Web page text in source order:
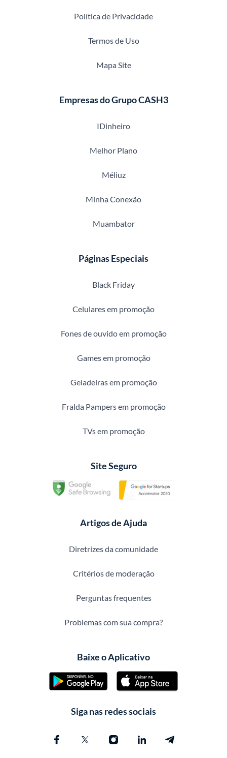
Política de Privacidade
Termos de Uso
Mapa Site
Empresas do Grupo CASH3
IDinheiro
Melhor Plano
Méliuz
Minha Conexão
Muambator
Páginas Especiais
Black Friday
Celulares em promoção
Fones de ouvido em promoção
Games em promoção
Geladeiras em promoção
Fralda Pampers em promoção
TVs em promoção
Site Seguro
Artigos de Ajuda
Diretrizes da comunidade
Critérios de moderação
Perguntas frequentes
Problemas com sua compra?
Baixe o Aplicativo
Siga nas redes sociais